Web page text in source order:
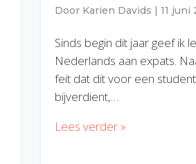
Door Karien Davids | 11 juni
Sinds begin dit jaar geef ik
Nederlands aan expats.
feit dat dit voor een
bijverdient,…
Lees verder »